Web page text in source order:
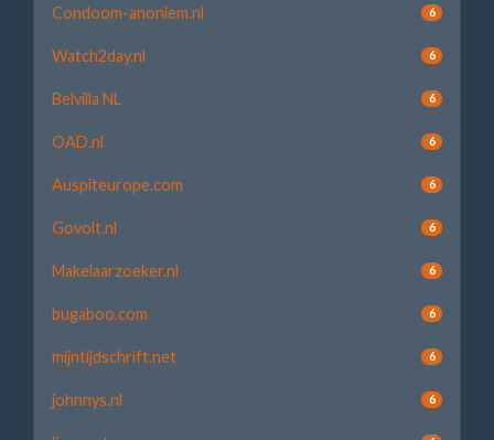
Condoom-anoniem.nl 6
Watch2day.nl 6
Belvilla NL 6
OAD.nl 6
Auspiteurope.com 6
Govolt.nl 6
Makelaarzoeker.nl 6
bugaboo.com 6
mijntijdschrift.net 6
johnnys.nl 6